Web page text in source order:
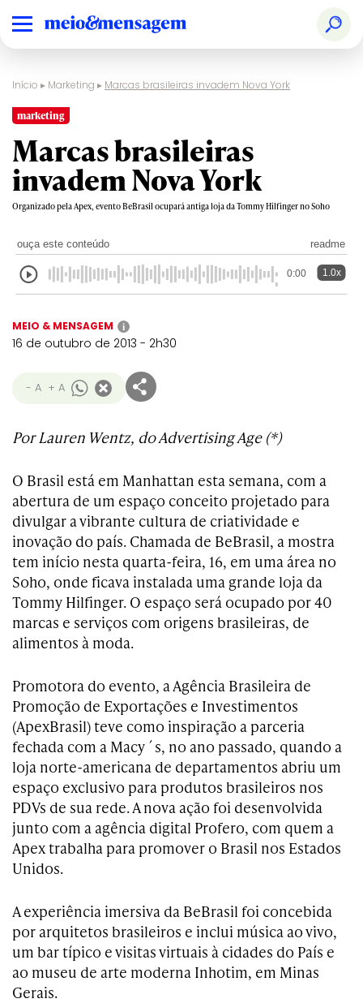
Início ▸ Marketing ▸ Marcas brasileiras invadem Nova York
marketing
Marcas brasileiras
invadem Nova York
Organizado pela Apex, evento BeBrasil ocupará antiga loja da Tommy Hilfinger no Soho
ouça este conteúdo readme
0:00 1.0x
MEIO & MENSAGEM i
16 de outubro de 2013 - 2h30
- A + A
Por Lauren Wentz, do Advertising Age (*)
O Brasil está em Manhattan esta semana, com a
abertura de um espaço conceito projetado para
divulgar a vibrante cultura de criatividade e
inovação do país. Chamada de BeBrasil, a mostra
tem início nesta quarta-feira, 16, em uma área no
Soho, onde ficava instalada uma grande loja da
Tommy Hilfinger. O espaço será ocupado por 40
marcas e serviços com origens brasileiras, de
alimentos à moda.
Promotora do evento, a Agência Brasileira de
Promoção de Exportações e Investimentos
(ApexBrasil) teve como inspiração a parceria
fechada com a Macy´s, no ano passado, quando a
loja norte-americana de departamentos abriu um
espaço exclusivo para produtos brasileiros nos
PDVs de sua rede. A nova ação foi desenvolvida
junto com a agência digital Profero, com quem a
Apex trabalha para promover o Brasil nos Estados
Unidos.
A experiência imersiva da BeBrasil foi concebida
por arquitetos brasileiros e inclui música ao vivo,
um bar típico e visitas virtuais à cidades do País e
ao museu de arte moderna Inhotim, em Minas
Gerais.